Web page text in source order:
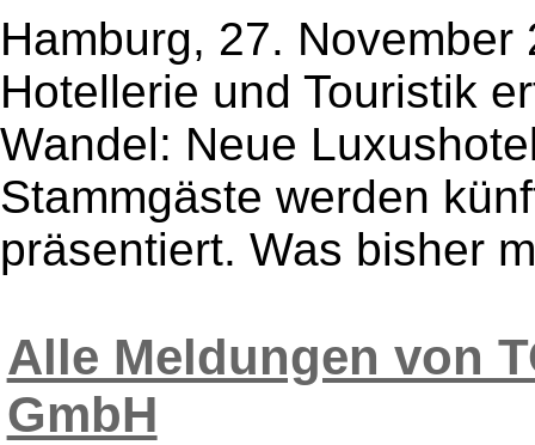
Hamburg, 27.
Hotellerie und Touristik
Wandel: Neue
Stammgäste werden
präsentiert. Was bisher
Alle Meldungen von
GmbH